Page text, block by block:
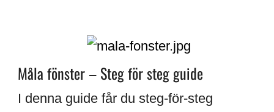
Måla fönster – Steg för steg guide
I denna guide får du steg-för-steg